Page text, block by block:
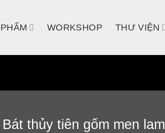
WORKSHOP THƯ VIỆN
Bát thủy tiên gốm men lam